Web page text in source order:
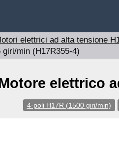
elettrici ad alta tensione
min (H17R355-4)
elettrico
4-poli H17R (1500 giri/min)